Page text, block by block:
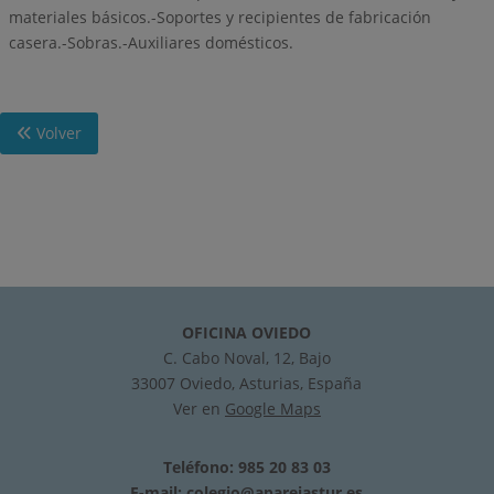
materiales básicos.-Soportes y recipientes de fabricación
casera.-Sobras.-Auxiliares domésticos.
Volver
OFICINA OVIEDO
C. Cabo Noval, 12, Bajo
33007 Oviedo, Asturias, España
Ver en Google Maps
Teléfono: 985 20 83 03